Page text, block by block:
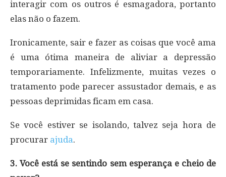
interagir com os outros é esmagadora, portanto
elas não o fazem.
Ironicamente, sair e fazer as coisas que você ama
é uma ótima maneira de aliviar a depressão
temporariamente. Infelizmente, muitas vezes o
tratamento pode parecer assustador demais, e as
pessoas deprimidas ficam em casa.
Se você estiver se isolando, talvez seja hora de
procurar ajuda.
3. Você está se sentindo sem esperança e cheio de